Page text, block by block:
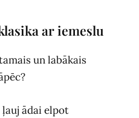
ar iemeslu
un labākais
ļauj ādai elpot